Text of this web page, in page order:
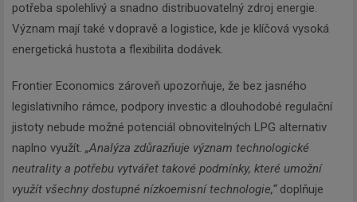
potřeba spolehlivý a snadno distribuovatelný zdroj energie.
Význam mají také v dopravě a logistice, kde je klíčová vysoká
energetická hustota a flexibilita dodávek.
Frontier Economics zároveň upozorňuje, že bez jasného
legislativního rámce, podpory investic a dlouhodobé regulační
jistoty nebude možné potenciál obnovitelných LPG alternativ
naplno využít. „Analýza zdůrazňuje význam technologické
neutrality a potřebu vytvářet takové podmínky, které umožní
využít všechny dostupné nízkoemisní technologie,“doplňuje
Odebírat